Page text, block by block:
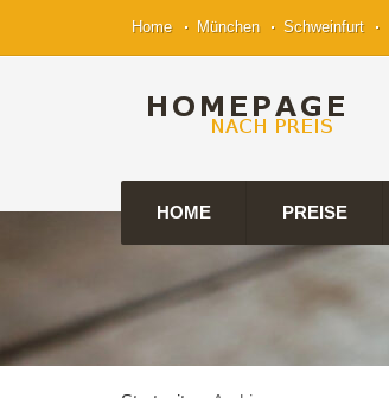
Home München Schweinfurt
HOME PREISE